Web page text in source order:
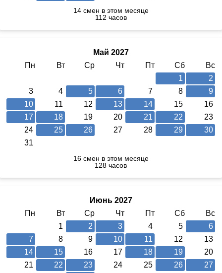
14 смен в этом месяце
112 часов
Май 2027
Пн
Вт Ср Чт Пт Сб
Вс
1
2
3
4 5 6 7 8
9
10
11 12 13 14 15
16
17
18 19 20 21 22
23
24
25 26 27 28 29
30
31
16 смен в этом месяце
128 часов
Июнь 2027
Пн
Вт Ср Чт Пт Сб
Вс
1
2 3 4 5
6
7
8 9 10 11 12
13
14
15 16 17 18 19
20
21
22 23 24 25 26
27